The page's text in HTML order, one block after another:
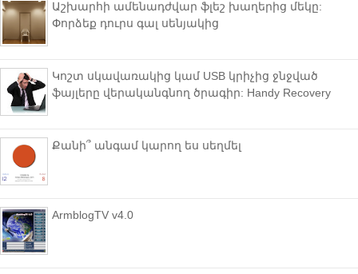
Աշխարհի ամենադժվար ֆլեշ խաղերից մեկը:
Փորձեք դուրս գալ սենյակից
Կոշտ սկավառակից կամ USB կրիչից ջնջված
ֆայլերը վերականգնող ծրագիր: Handy Recovery
Քանի՞ անգամ կարող ես սեղմել
ArmblogTV v4.0